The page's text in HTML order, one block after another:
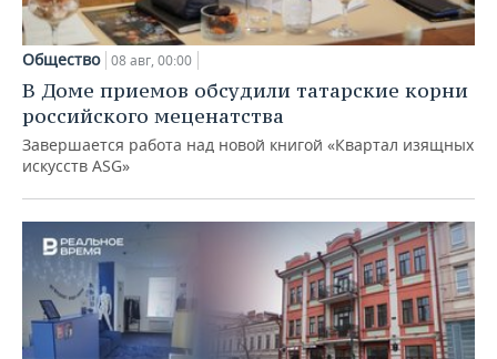
Общество 08 авг, 00:00
В Доме приемов обсудили татарские корни
российского меценатства
Завершается работа над новой книгой «Квартал изящных
искусств ASG»